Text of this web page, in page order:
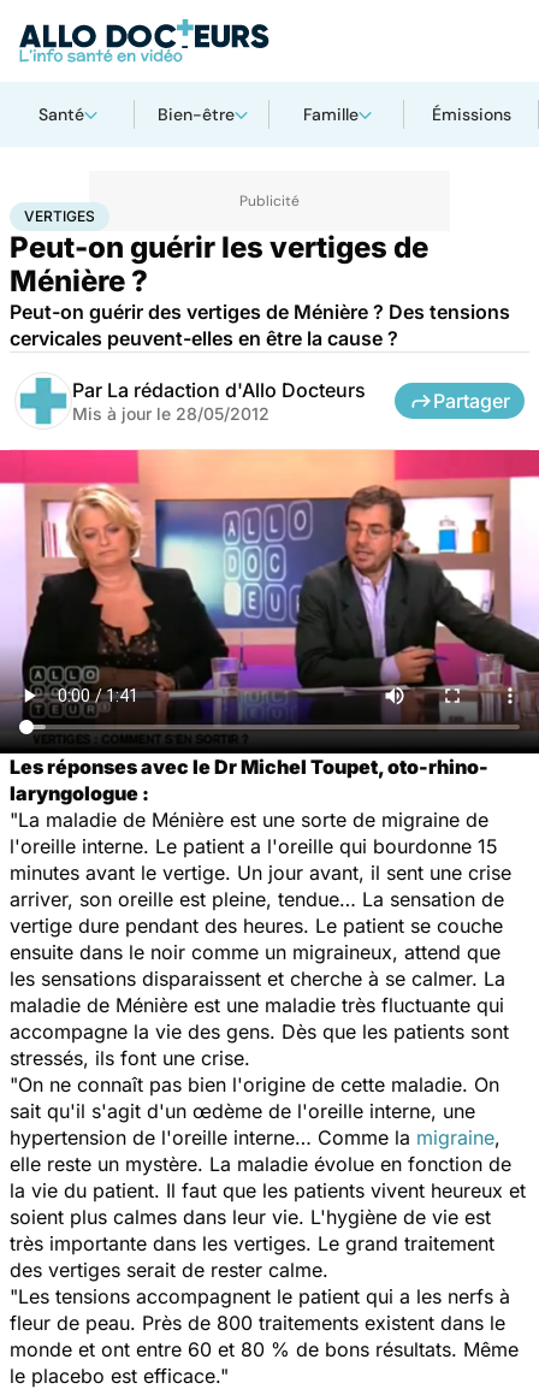
Santé Bien-être Famille Émissions
AccueilSanté
VERTIGES
Peut-on guérir les vertiges de
Ménière ?
Peut-on guérir des vertiges de Ménière ? Des tensions
cervicales peuvent-elles en être la cause ?
Par La rédaction d'Allo Docteurs
Mis à jour le 28/05/2012
Partager
Les réponses avec le Dr Michel Toupet, oto-rhino-
laryngologue :
"La maladie de Ménière est une sorte de migraine de
l'oreille interne. Le patient a l'oreille qui bourdonne 15
minutes avant le vertige. Un jour avant, il sent une crise
arriver, son oreille est pleine, tendue… La sensation de
vertige dure pendant des heures. Le patient se couche
ensuite dans le noir comme un migraineux, attend que
les sensations disparaissent et cherche à se calmer. La
maladie de Ménière est une maladie très fluctuante qui
accompagne la vie des gens. Dès que les patients sont
stressés, ils font une crise.
"On ne connaît pas bien l'origine de cette maladie. On
sait qu'il s'agit d'un œdème de l'oreille interne, une
hypertension de l'oreille interne… Comme la migraine,
elle reste un mystère. La maladie évolue en fonction de
la vie du patient. Il faut que les patients vivent heureux et
soient plus calmes dans leur vie. L'hygiène de vie est
très importante dans les vertiges. Le grand traitement
des vertiges serait de rester calme.
"Les tensions accompagnent le patient qui a les nerfs à
fleur de peau. Près de 800 traitements existent dans le
monde et ont entre 60 et 80 % de bons résultats. Même
le placebo est efficace."